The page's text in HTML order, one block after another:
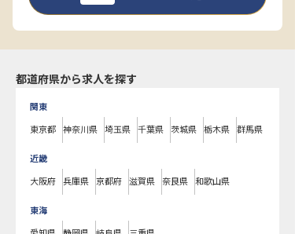
都道府県から求人を探す
関東
東京都 神奈川県 埼玉県 千葉県 茨城県 栃木県 群馬県
近畿
大阪府 兵庫県 京都府 滋賀県 奈良県 和歌山県
東海